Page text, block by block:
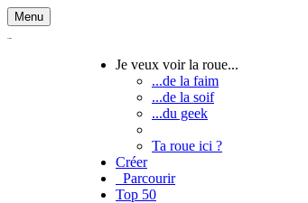
Menu
Je veux voir la roue...
...de la faim
...de la soif
...du geek
Ta roue ici ?
Créer
Parcourir
Top 50